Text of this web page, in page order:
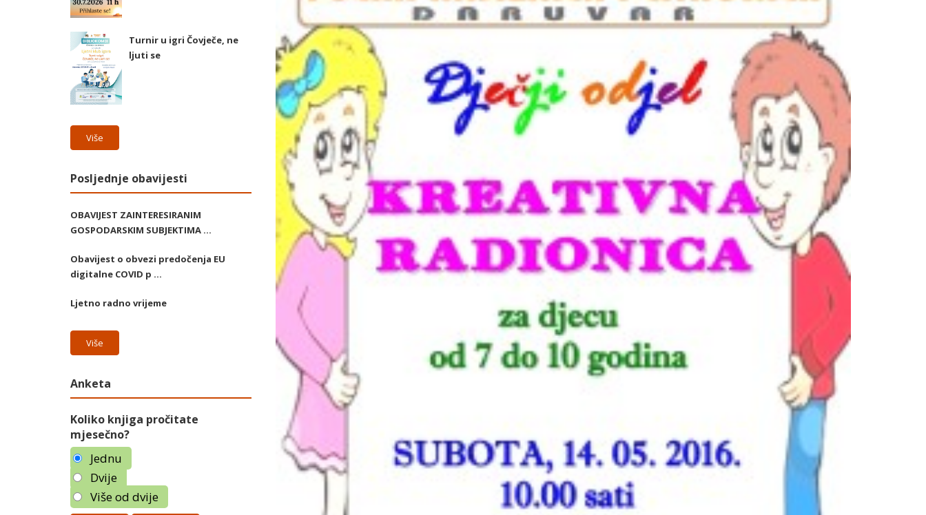
Turnir u igri Čovječe, ne
ljuti se
Više
Posljednje obavijesti
OBAVIJEST ZAINTERESIRANIM
GOSPODARSKIM SUBJEKTIMA ...
Obavijest o obvezi predočenja EU
digitalne COVID p ...
Ljetno radno vrijeme
Više
Anketa
Koliko knjiga pročitate
mjesečno?
Jednu
Dvije
Više od dvije